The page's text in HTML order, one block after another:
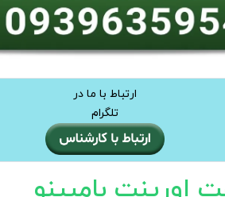
ارتباط با ما در
تلگرام
بامبینو